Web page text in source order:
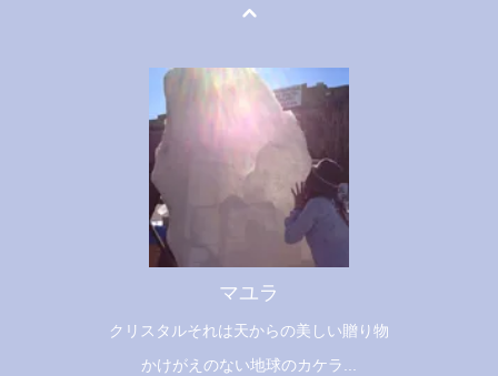
マユラ
クリスタルそれは天からの美しい贈り物
かけがえのない地球のカケラ...